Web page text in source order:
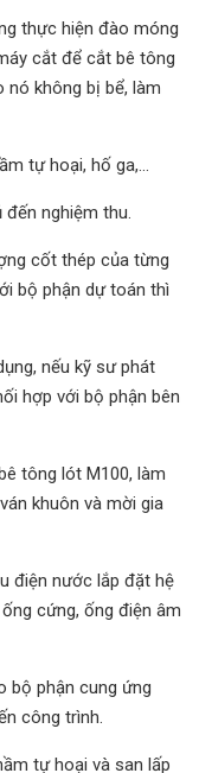
thực hiện đào móng
cắt để cắt bê tông
không bị bể, làm
tự hoại, hố ga,…
nghiệm thu.
cốt thép của từng
bộ phận dự toán thì
nếu kỹ sư phát
hợp với bộ phận bên
tông lót M100, làm
khuôn và mời gia
điện nước lắp đặt hệ
cứng, ống điện âm
bộ phận cung ứng
công trình.
tự hoại và san lấp